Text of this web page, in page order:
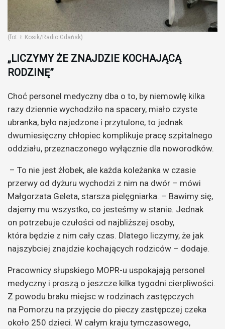
(fot. Ł.Kosik/Radio Gdańsk)
„LICZYMY ŻE ZNAJDZIE KOCHAJĄCĄ
RODZINĘ”
Choć personel medyczny dba o to, by niemowlę kilka
razy dziennie wychodziło na spacery, miało czyste
ubranka, było najedzone i przytulone, to jednak
dwumiesięczny chłopiec komplikuje pracę szpitalnego
oddziału, przeznaczonego wyłącznie dla noworodków.
– To nie jest żłobek, ale każda koleżanka w czasie
przerwy od dyżuru wychodzi z nim na dwór – mówi
Małgorzata Geleta, starsza pielęgniarka. – Bawimy się,
dajemy mu wszystko, co jesteśmy w stanie. Jednak
on potrzebuje czułości od najbliższej osoby,
która będzie z nim cały czas. Dlatego liczymy, że jak
najszybciej znajdzie kochających rodziców – dodaje.
Pracownicy słupskiego MOPR-u uspokajają personel
medyczny i proszą o jeszcze kilka tygodni cierpliwości.
Z powodu braku miejsc w rodzinach zastępczych
na Pomorzu na przyjęcie do pieczy zastępczej czeka
około 250 dzieci. W całym kraju tymczasowego,